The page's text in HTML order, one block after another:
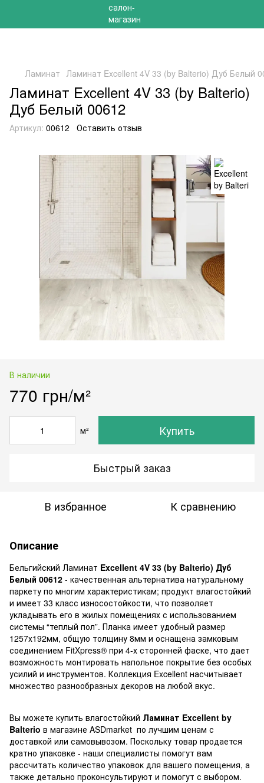
Ламинат Ламинат Excellent 4V 33 (by Balterio) Дуб Белый
Ламинат Excellent 4V 33 (by Balterio)
Дуб Белый 00612
Артикул: 00612 Оставить отзыв
В наличии
770 грн/м²
м² Купить
Быстрый заказ
В избранное К сравнению
Описание
Бельгийский Ламинат Excellent 4V 33 (by Balterio) Дуб
Белый 00612 - качественная альтернатива натуральному
паркету по многим характеристикам; продукт влагостойкий
и имеет 33 класс износостойкости, что позволяет
укладывать его в жилых помещениях с использованием
системы “теплый пол”. Планка имеет удобный размер
1257х192мм, общую толщину 8мм и оснащена замковым
соединением FitXpress® при 4-х сторонней фаске, что дает
возможность монтировать напольное покрытие без особых
усилий и инструментов. Коллекция Excellent насчитывает
множество разнообразных декоров на любой вкус.
Вы можете купить влагостойкий Ламинат Excellent by
Balterio в магазине ASDmarket по лучшим ценам с
доставкой или самовывозом. Поскольку товар продается
кратно упаковке - наши специалисты помогут вам
рассчитать количество упаковок для вашего помещения, а
также детально проконсультируют и помогут с выбором.